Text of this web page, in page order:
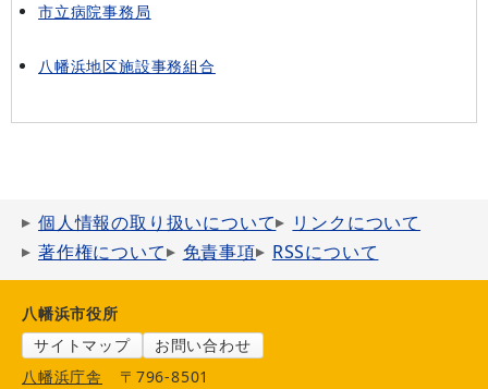
市立病院事務局
八幡浜地区施設事務組合
個人情報の取り扱いについて
リンクについて
著作権について
免責事項 RSSについて
八幡浜市役所
サイトマップ
お問い合わせ
八幡浜庁舎
〒796-8501